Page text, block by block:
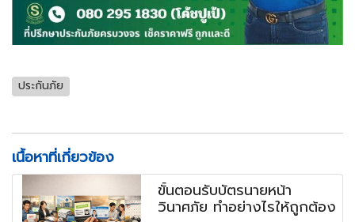
ประกันภัย
เนื้อหาที่เกี่ยวข้อง
ขั้นตอนรับบัตรนายหน้า
วินาศภัย ทำอย่างไรให้ถูกต้อง